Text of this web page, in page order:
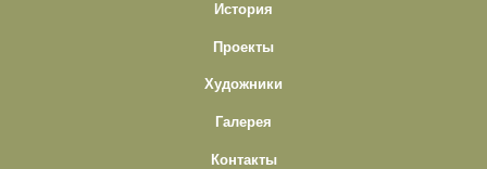
История
Проекты
Художники
Галерея
Контакты